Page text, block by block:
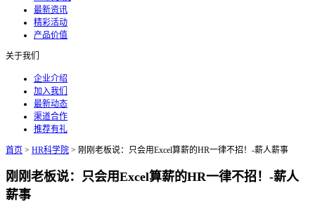
最新资讯
精彩活动
产品价值
关于我们
企业介绍
加入我们
最新动态
渠道合作
推荐有礼
首页 > HR科学院 > 刚刚老板说：只会用Excel算薪的HR一律不招！-薪人薪事
刚刚老板说：只会用Excel算薪的HR一律不招！-薪人
薪事